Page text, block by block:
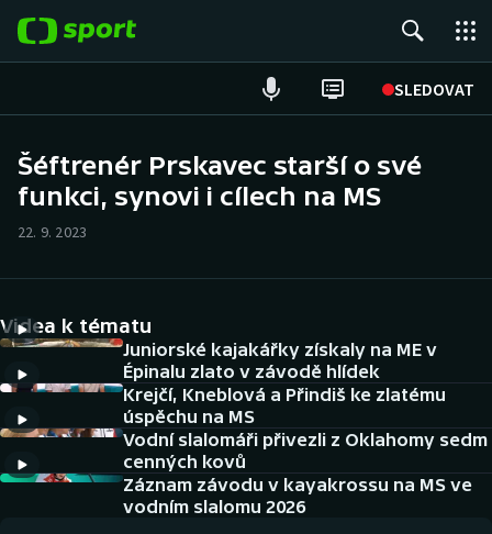
SLEDOVAT
Hokej
Cyklistika
DALŠÍ SPORTY
Americký fotbal
Baseball a softbal
NEPŘEHLÉDNĚTE
Šéftrenér Prskavec starší o své
funkci, synovi i cílech na MS
22. 9. 2023
Videa k tématu
Juniorské kajakářky získaly na ME v
Épinalu zlato v závodě hlídek
Krejčí, Kneblová a Přindiš ke zlatému
úspěchu na MS
Vodní slalomáři přivezli z Oklahomy sedm
cenných kovů
Záznam závodu v kayakrossu na MS ve
vodním slalomu 2026